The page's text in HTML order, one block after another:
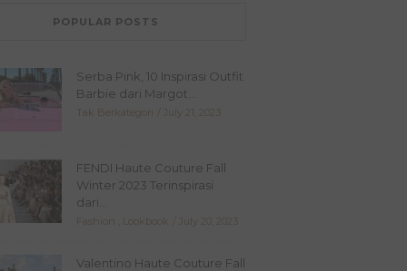
POPULAR POSTS
Serba Pink, 10 Inspirasi Outfit
Barbie dari Margot...
Tak Berkategori July 21, 2023
FENDI Haute Couture Fall
Winter 2023 Terinspirasi
dari...
Fashion Lookbook July 20, 2023
Valentino Haute Couture Fall